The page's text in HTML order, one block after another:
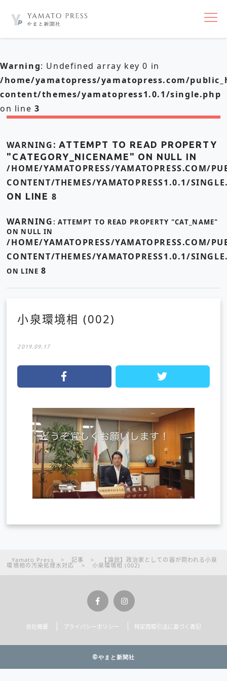
nav
Warning: Undefined array key 0 in
/home/yamatopress/yamatopress.com/
content/themes/yamatopress1.0.1/single.php
on line 3
WARNING : ATTEMPT TO READ PROPERTY
"CATEGORY_NICENAME" ON NULL IN
/HOME/YAMATOPRESS/YAMATOPRESS.COM/
CONTENT/THEMES/YAMATOPRESS1.0.1/
ON LINE 8
WARNING: ATTEMPT TO READ PROPERTY "CAT_NAME"
ON NULL IN
/HOME/YAMATOPRESS/YAMATOPRESS.COM/
CONTENT/THEMES/YAMATOPRESS1.0.1/
ON LINE 8
小泉環境相 (002)
2019.09.17
Yamato Press > 記事 > 【論説】政治家としての器が問われる小泉
環境相の汚染処理水対応 > 小泉環境相 (002)
会社概要 プライバシーポリシー 特定商取引法に基づく表記
©やまと新聞社